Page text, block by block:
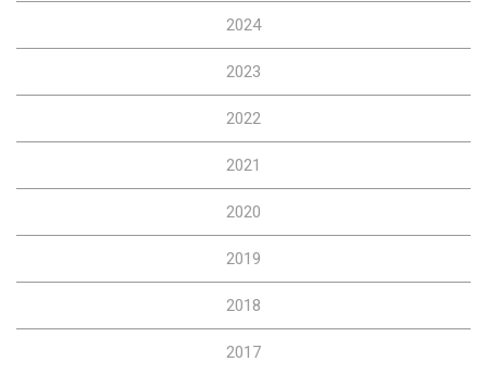
2024
2023
2022
2021
2020
2019
2018
2017